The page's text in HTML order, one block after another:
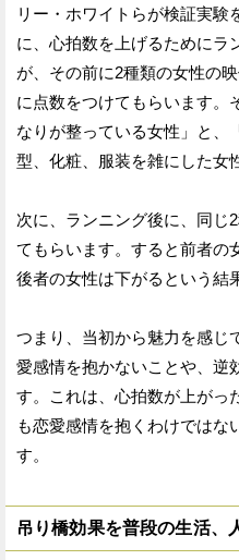
リー・ホワイトらが検証実験
に、心拍数を上げるためにラ
が、その前に2種類の女性の
に点数をつけてもらいます。
なりが整っている女性」と、
型、化粧、服装を雑にした女
次に、ランニング後に、同じ
てもらいます。すると前者の
後者の女性は下がるという結
つまり、当初から魅力を感じ
愛感情を抱かないことや、逆
す。これは、心拍数が上がっ
も恋愛感情を抱くわけではな
す。
吊り橋効果を普段の生活、